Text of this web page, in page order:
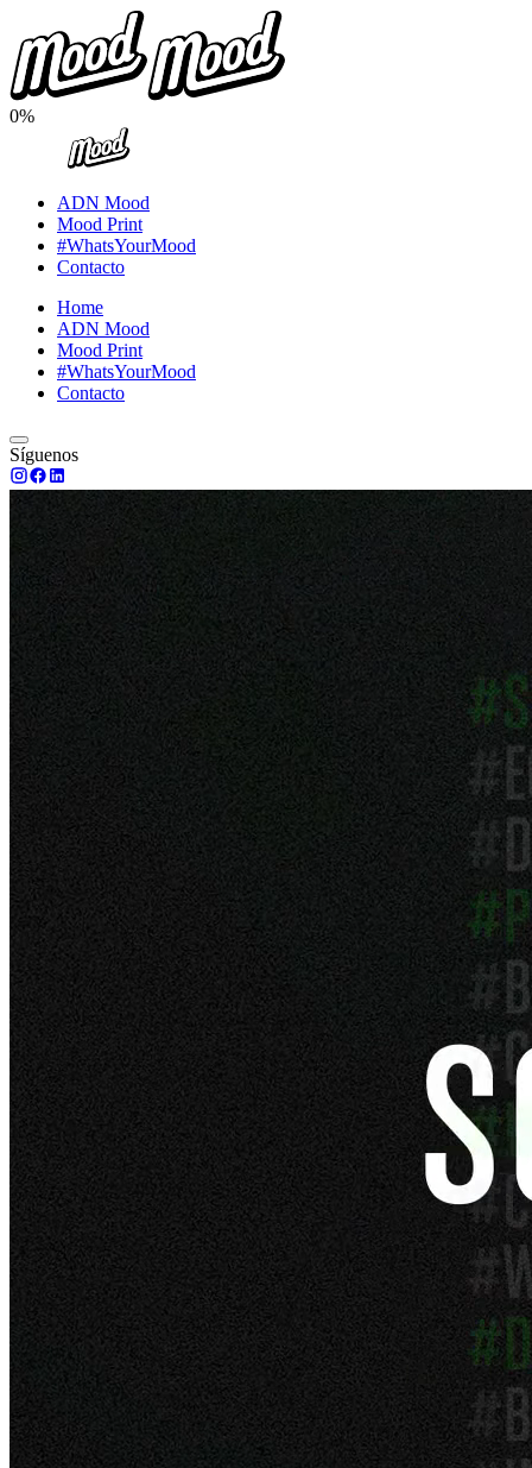
0%
ADN Mood
Mood Print
#WhatsYourMood
Contacto
Home
ADN Mood
Mood Print
#WhatsYourMood
Contacto
Síguenos